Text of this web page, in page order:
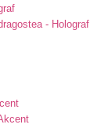
- Holograf